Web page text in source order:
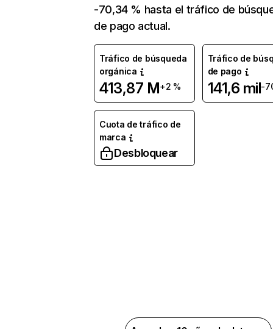
-70,34 % hasta el tráfico de
de pago actual.
Tráfico de búsqueda
orgánica
413,87 M+2 %
Tráfico de
de pago
141,6 mil-
Cuota de tráfico de
marca
Desbloquear